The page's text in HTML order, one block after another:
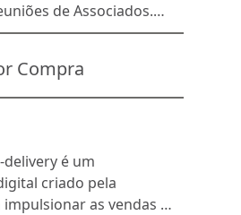
no desenvolvimento
no fortalecimento das
[…]
de Associados.
de experiências e a
o crescimento
Compra
delivery é um
criado pela
as vendas e